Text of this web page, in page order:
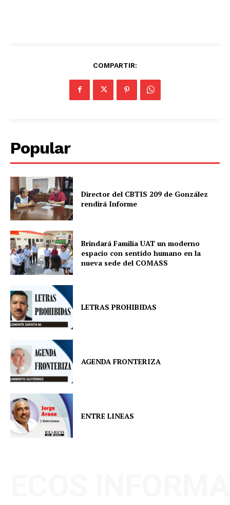
COMPARTIR:
Popular
Director del CBTIS 209 de González
rendirá Informe
Brindará Familia UAT un moderno
espacio con sentido humano en la
nueva sede del COMASS
LETRAS PROHIBIDAS
AGENDA FRONTERIZA
ENTRE LINEAS